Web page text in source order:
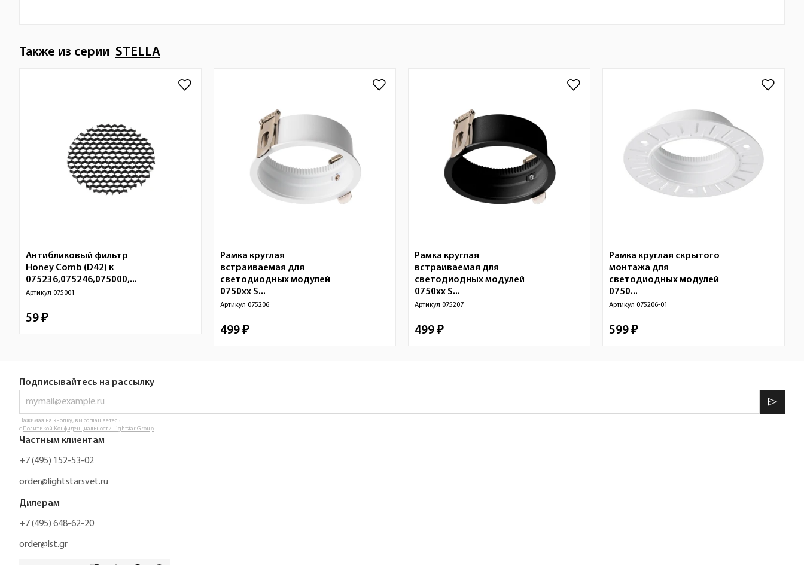
Также из серии STELLA
Антибликовый фильтр
Honey Comb (D42) к
075236,075246,075000,...
Артикул 075001
59 ₽
Рамка круглая
встраиваемая для
светодиодных модулей
0750xx S...
Артикул 075206
499 ₽
Рамка круглая
встраиваемая для
светодиодных модулей
0750xx S...
Артикул 075207
499 ₽
Рамка круглая скрытого
монтажа для
светодиодных модулей
0750...
Артикул 075206-01
599 ₽
Подписывайтесь на рассылку
send
Нажимая на кнопку, вы соглашаетесь
с Политикой Конфиденциальности Lightstar Group
Частным клиентам
+7 (495) 152-53-02
order@lightstarsvet.ru
Дилерам
+7 (495) 648-62-20
order@lst.gr